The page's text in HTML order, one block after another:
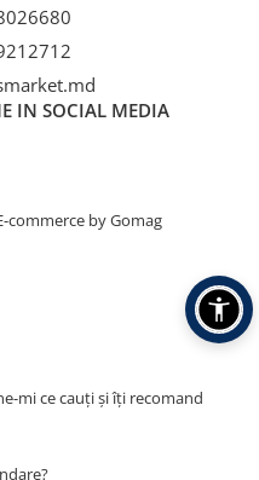
IN SOCIAL MEDIA
commerce by Gomag
mi ce cauți și îți recomand